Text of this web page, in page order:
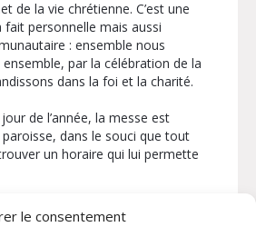
le consentement
de la vie chrétienne. C’est une
personnelle mais aussi
: ensemble nous
ensemble, par la célébration de la
dans la foi et la charité.
de l’année, la messe est
dans le souci que tout
un horaire qui lui permette